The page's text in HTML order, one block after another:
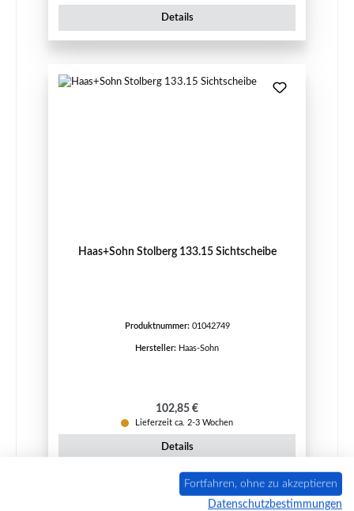
Details
Haas+Sohn Stolberg 133.15 Sichtscheibe
Produktnummer: 01042749
Hersteller: Haas-Sohn
Regulärer Preis:
102,85 €
Lieferzeit ca. 2-3 Wochen
Details
Fortfahren, ohne zu akzeptieren
Datenschutzbestimmungen